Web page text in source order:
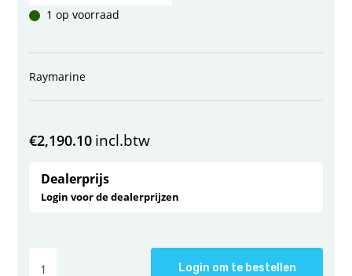
1 op voorraad
Raymarine
€2,190.10 incl.btw
Dealerprijs
Login voor de dealerprijzen
Login om te bestellen